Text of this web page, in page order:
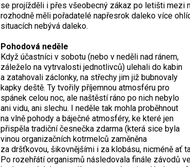
se projížděli i přes všeobecný zákaz po letišti mezi
rozhodně měli pořadatelé napřesrok daleko více
situacích nebývá daleko.
Pohodová neděle
Když účastníci v sobotu (nebo v neděli nad ránem,
záleželo na vytrvalosti jednotlivců) ulehali do kabin
a zatahovali záclonky, na střechy jim již bubnovaly
kapky deště. Ty tvořily příjemnou atmosféru pro
spánek celou noc, ale naštěstí ráno po nich nebylo
ani vidu, ani slechu. I neděle tak mohla proběhnout
na vlně pohody a báječné atmosféry, ke které jen
přispěla tradiční česnečka zdarma (která sice byla
vinou organizačních kotrmelců zaměněna
za dršťkovou, šikovnějšími i za klobásu, nicméně ať
Po rozehřátí organismů následovala finále závodů